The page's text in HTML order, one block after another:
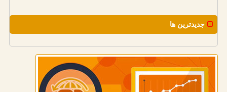
جدیدترین ها